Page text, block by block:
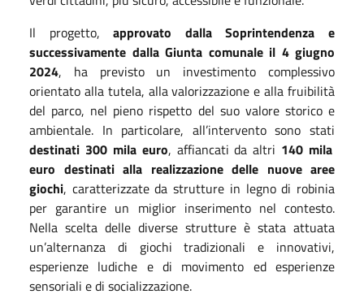
Il progetto,approvato dalla Soprintendenza e
successivamente dalla Giunta comunale il 4 giugno
2024, ha previsto un investimento complessivo
orientato alla tutela, alla valorizzazione e alla fruibilità
del parco, nel pieno rispetto del suo valore storico e
ambientale. In particolare, all’intervento sono stati
destinati 300 mila euro, affiancati da altri 140 mila
euro destinati alla realizzazione delle nuove aree
giochi, caratterizzate da strutture in legno di robinia
per garantire un miglior inserimento nel contesto.
Nella scelta delle diverse strutture è stata attuata
un’alternanza di giochi tradizionali e innovativi,
esperienze ludiche e di movimento ed esperienze
sensoriali e di socializzazione.